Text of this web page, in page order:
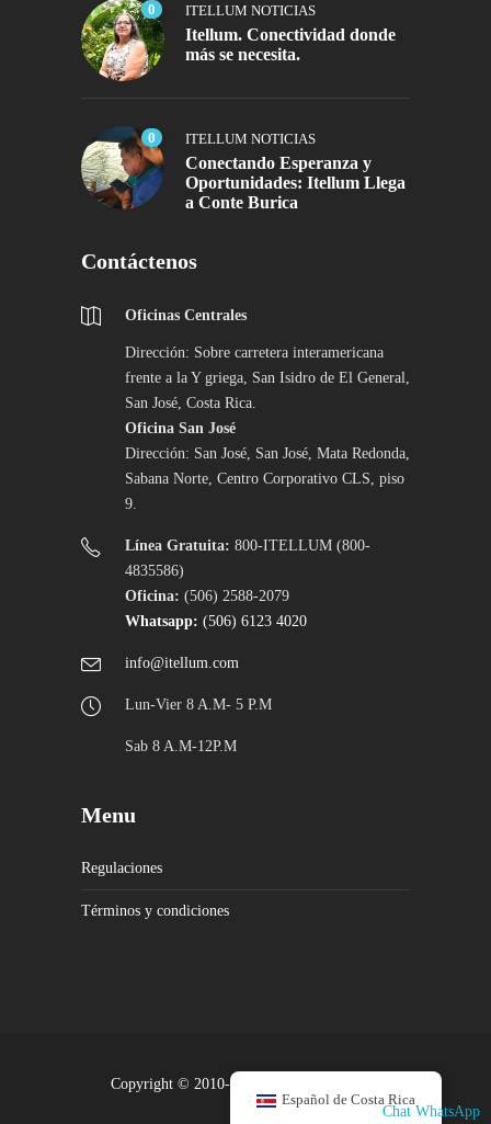
0 ITELLUM NOTICIAS
Itellum. Conectividad donde
más se necesita.
0 ITELLUM NOTICIAS
Conectando Esperanza y
Oportunidades: Itellum Llega
a Conte Burica
Contáctenos
Oficinas Centrales
Dirección: Sobre carretera interamericana
frente a la Y griega, San Isidro de El General,
San José, Costa Rica.
Oficina San José
Dirección: San José, San José, Mata Redonda,
Sabana Norte, Centro Corporativo CLS, piso
9.
Línea Gratuita: 800-ITELLUM (800-
4835586)
Oficina: (506) 2588-2079
Whatsapp: (506) 6123 4020
info@itellum.com
Lun-Vier 8 A.M- 5 P.M
Sab 8 A.M-12P.M
Menu
Regulaciones
Términos y condiciones
Copyright © 2010-2023 -www.itellum.com
Español de Costa Rica
Chat WhatsApp